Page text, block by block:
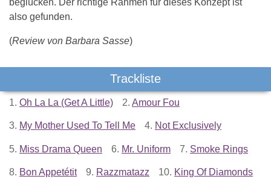
beglücken. Der richtige Rahmen für dieses Konzept ist
also gefunden.
(Review von Barbara Sasse)
Trackliste
1. Oh La La (Get A Little) 2. Amour Fou
3. My Mother Used To Tell Me 4. Not Exclusively
5. Miss Drama Queen 6. Mr. Uniform 7. Smoke Rings
8. Bon Appetétit 9. Razzmatazz 10. King Of Diamonds